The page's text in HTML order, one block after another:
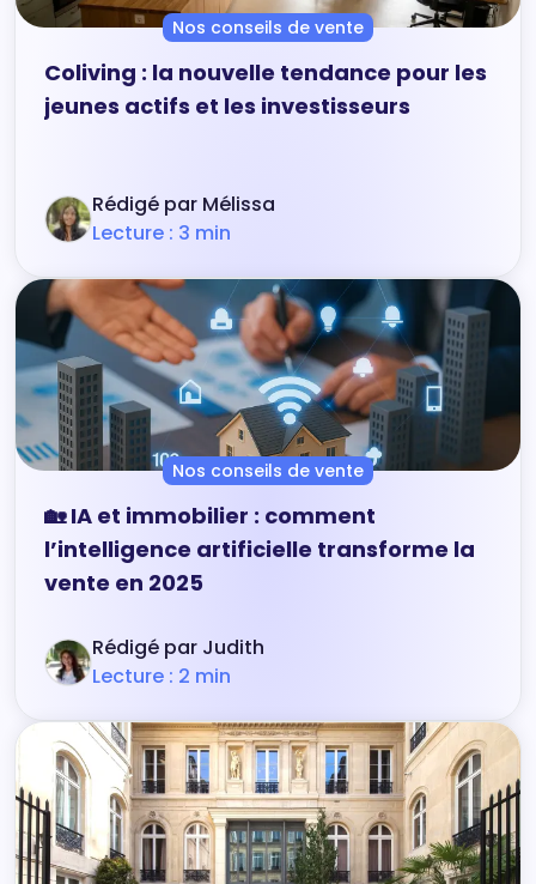
Nos conseils de vente
Coliving : la nouvelle tendance pour les
jeunes actifs et les investisseurs
Rédigé par Mélissa
Lecture : 3 min
Nos conseils de vente
🏡 IA et immobilier : comment
l’intelligence artificielle transforme la
vente en 2025
Rédigé par Judith
Lecture : 2 min